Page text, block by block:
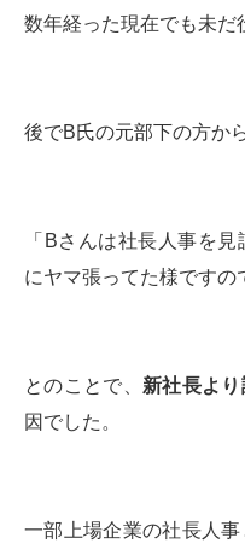
数年経った現在でも未だ
後でB氏の元部下の方か
「Bさんは社長人事を
にヤマ張ってた様ですの
とのことで、 新社長よ
因でした。
一部上場企業の社長人